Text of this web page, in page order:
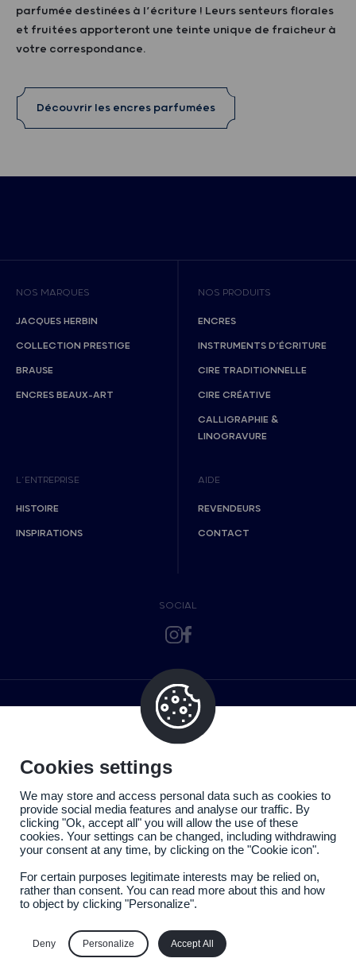
parfumée destinées à l’écriture ! Leurs senteurs florales
et fruitées apporteront une teinte unique de fraicheur à
votre correspondance.
Découvrir les encres parfumées
NOS MARQUES
JACQUES HERBIN
COLLECTION PRESTIGE
BRAUSE
ENCRES BEAUX-ART
NOS PRODUITS
ENCRES
INSTRUMENTS D’ÉCRITURE
CIRE TRADITIONNELLE
CIRE CRÉATIVE
CALLIGRAPHIE &
LINOGRAVURE
L’ENTREPRISE
HISTOIRE
INSPIRATIONS
AIDE
REVENDEURS
CONTACT
SOCIAL
Cookies settings
We may store and access personal data such as cookies to
provide social media features and analyse our traffic. By
clicking "Ok, accept all" you will allow the use of these
cookies. Your settings can be changed, including withdrawing
your consent at any time, by clicking on the "Cookie icon".
For certain purposes legitimate interests may be relied on,
rather than consent. You can read more about this and how
to object by clicking "Personalize".
Deny Personalize Accept All